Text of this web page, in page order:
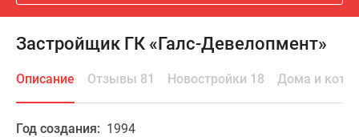
Застройщик ГК «Галс-Девелопмент»
Описание Отзывы 81 Новостройки 18 Дома и
Год создания: 1994